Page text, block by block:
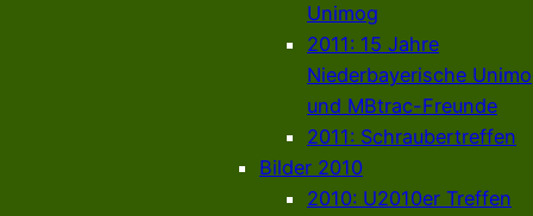
Unimog
2011: 15 Jahre
Niederbayerische
und MBtrac-Freunde
2011: Schraubertreffen
Bilder 2010
2010: U2010er Treffen